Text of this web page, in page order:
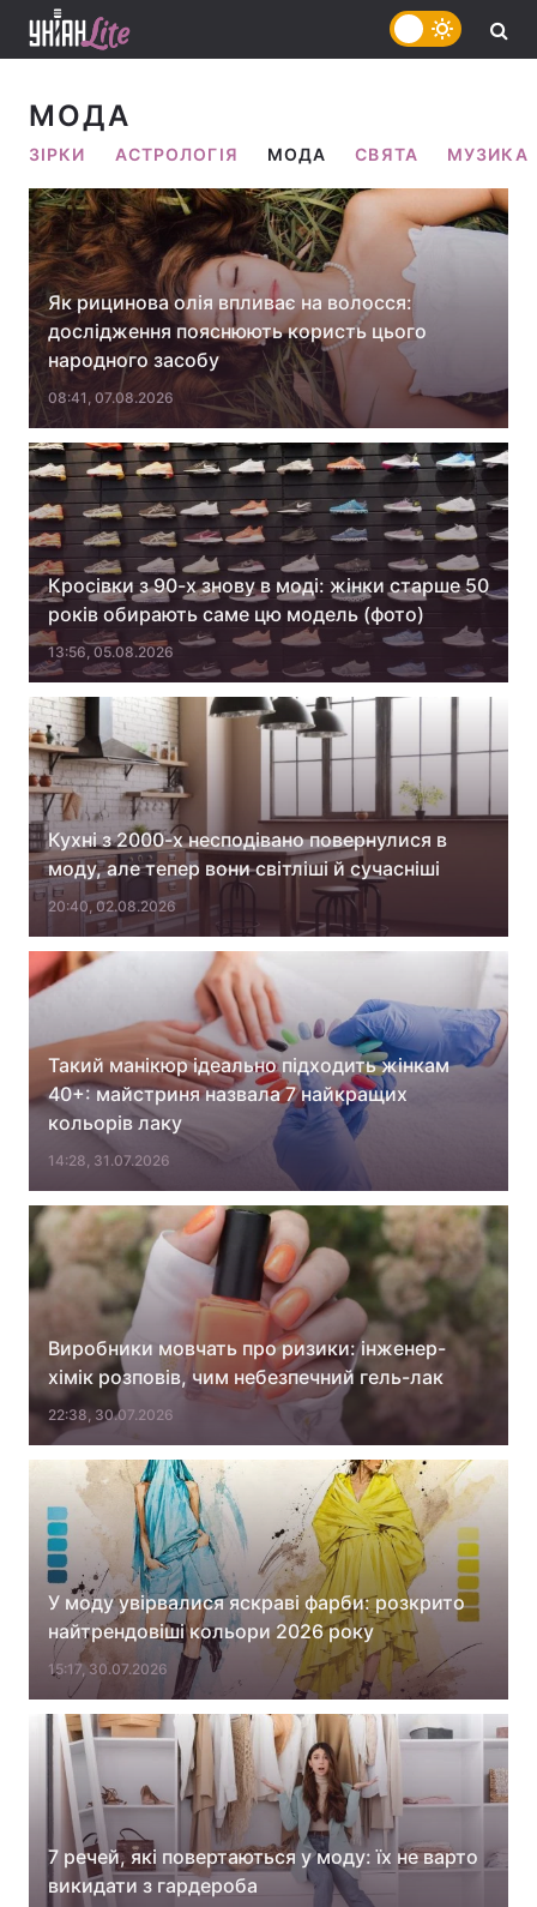
Війна
Україна Політика
Економіка Світ
Наука
Техно і зв'язок Лайт
Зброя Інциденти
Здоров'я Туризм
Цікавинки Погода
Екологія Регіони
Лонгріди
Відео з Youtube Статті
Інтерв'ю Думки
Архів Вакансії
Контакти
МОДА
ЗІРКИ АСТРОЛОГІЯ МОДА СВЯТА МУЗИКА
Як рицинова олія впливає на волосся:
дослідження пояснюють користь цього
народного засобу
08:41, 07.08.2026
Кросівки з 90-х знову в моді: жінки старше 50
років обирають саме цю модель (фото)
13:56, 05.08.2026
Кухні з 2000-х несподівано повернулися в
моду, але тепер вони світліші й сучасніші
20:40, 02.08.2026
Такий манікюр ідеально підходить жінкам
40+: майстриня назвала 7 найкращих
кольорів лаку
14:28, 31.07.2026
Виробники мовчать про ризики: інженер-
хімік розповів, чим небезпечний гель-лак
22:38, 30.07.2026
У моду увірвалися яскраві фарби: розкрито
найтрендовіші кольори 2026 року
15:17, 30.07.2026
7 речей, які повертаються у моду: їх не варто
викидати з гардероба